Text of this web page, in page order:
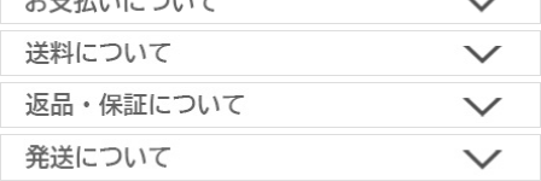
型）
アームタイプ（上下左右角度調節）大型（およそ50-65
型）
アームタイプ（上下左右角度調節）超大型（およそ65型以
上）
■下記よりお選びいただけます。
クレジットカード決済、代金引換、楽天ペイ、郵便振替、銀行振
込、スコア後払い、コンビニ決済、PayPayオンライン決済
【返品・キャンセルについて】
原則として返品は受け付けておりません。